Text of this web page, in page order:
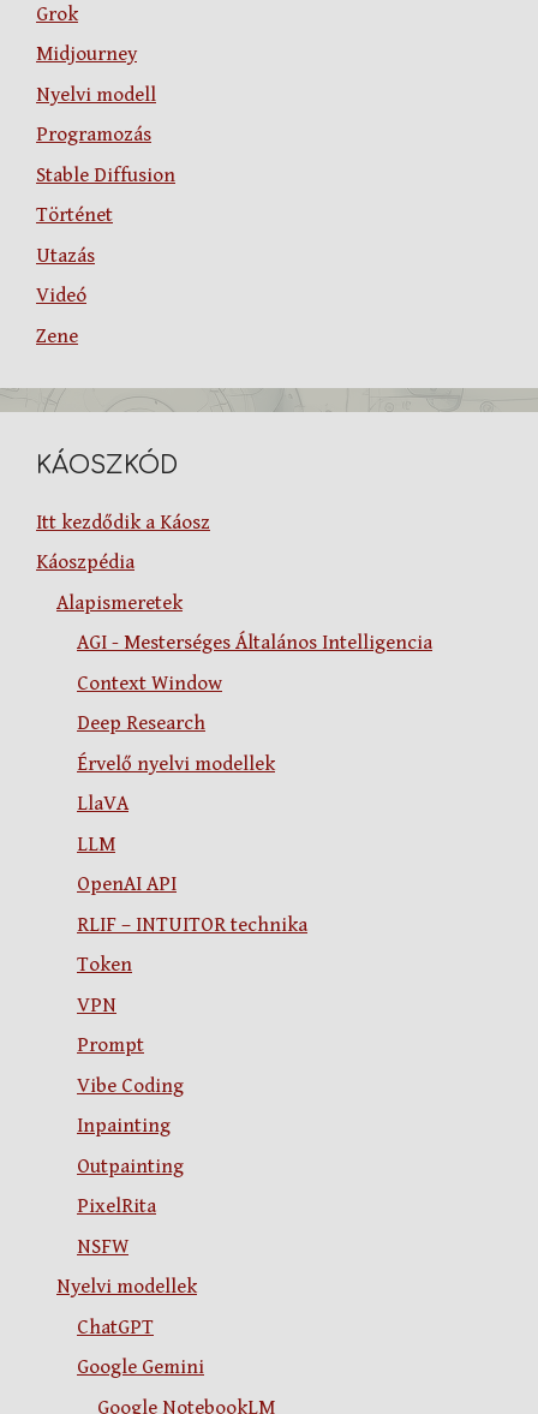
Grok
Midjourney
Nyelvi modell
Programozás
Stable Diffusion
Történet
Utazás
Videó
Zene
KÁOSZKÓD
Itt kezdődik a Káosz
Káoszpédia
Alapismeretek
AGI - Mesterséges Általános Intelligencia
Context Window
Deep Research
Érvelő nyelvi modellek
LlaVA
LLM
OpenAI API
RLIF – INTUITOR technika
Token
VPN
Prompt
Vibe Coding
Inpainting
Outpainting
PixelRita
NSFW
Nyelvi modellek
ChatGPT
Google Gemini
Google NotebookLM